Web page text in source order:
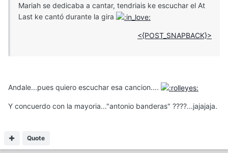
Mariah se dedicaba a cantar, tendriais ke escuchar el At
Last ke cantó durante la gira
<{POST_SNAPBACK}>
Andale...pues quiero escuchar esa cancion....
Y concuerdo con la mayoria..."antonio banderas" ????...jajajaja.
Quote